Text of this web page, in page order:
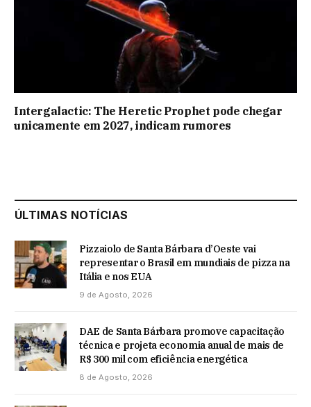
Intergalactic: The Heretic Prophet pode chegar
unicamente em 2027, indicam rumores
ÚLTIMAS NOTÍCIAS
Pizzaiolo de Santa Bárbara d’Oeste vai
representar o Brasil em mundiais de pizza na
Itália e nos EUA
9 de Agosto, 2026
DAE de Santa Bárbara promove capacitação
técnica e projeta economia anual de mais de
R$ 300 mil com eficiência energética
8 de Agosto, 2026